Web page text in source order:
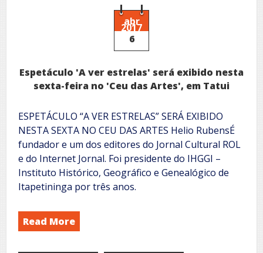
abr
2017
6
Espetáculo 'A ver estrelas' será exibido nesta
sexta-feira no 'Ceu das Artes', em Tatui
ESPETÁCULO “A VER ESTRELAS” SERÁ EXIBIDO
NESTA SEXTA NO CEU DAS ARTES Helio RubensÉ
fundador e um dos editores do Jornal Cultural ROL
e do Internet Jornal. Foi presidente do IHGGI –
Instituto Histórico, Geográfico e Genealógico de
Itapetininga por três anos.
Read More